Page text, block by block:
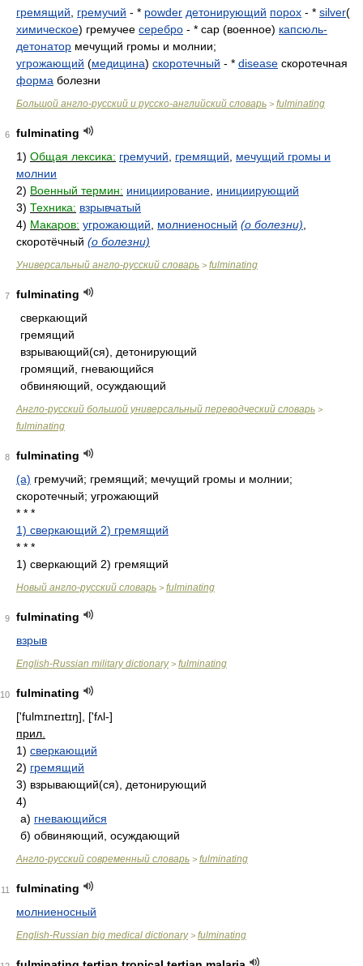
гремящий
гремучий - * powder детонирующий порох - * silver(
химическое) гремучее серебро - * cap (военное) капсюль-
детонатор мечущий громы и молнии;
угрожающий (медицина) скоротечный - * disease скоротечная
форма болезни
Большой англо-русский и русско-английский словарь > fulminating
6
fulminating
1) Общая лексика: гремучий гремящий
мечущий громы и
молнии
2) Военный термин: инициирование инициирующий
3) Техника: взрывчатый
4) Макаров: угрожающий молниеносный (о болезни)
скоротёчный (о болезни)
Универсальный англо-русский словарь > fulminating
7
fulminating
сверкающий
гремящий
взрывающий(ся), детонирующий
громящий, гневающийся
обвиняющий, осуждающий
Англо-русский большой универсальный переводческий словарь >
fulminating
8
fulminating
(a) гремучий; гремящий; мечущий громы и молнии;
скоротечный; угрожающий
* * *
1) сверкающий 2) гремящий
* * *
1) сверкающий 2) гремящий
Новый англо-русский словарь > fulminating
9
fulminating
взрыв
English-Russian military dictionary> fulminating
10
fulminating
['fulmɪneɪtɪŋ], ['fʌl-]
прил.
1) сверкающий
2) гремящий
3) взрывающий(ся), детонирующий
4)
а) гневающийся
б) обвиняющий, осуждающий
Англо-русский современный словарь > fulminating
11
fulminating
молниеносный
English-Russian big medical dictionary> fulminating